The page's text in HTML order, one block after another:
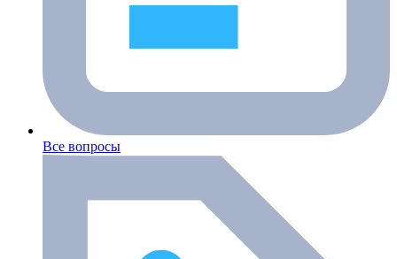
Все вопросы